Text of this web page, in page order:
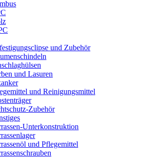
und Zubehör
und Lasuren
und Reinigungsmittel
Zubehör
Unterkonstruktion
und Pflegemittel